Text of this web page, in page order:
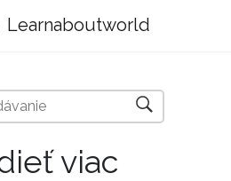
Learnaboutworld
viac